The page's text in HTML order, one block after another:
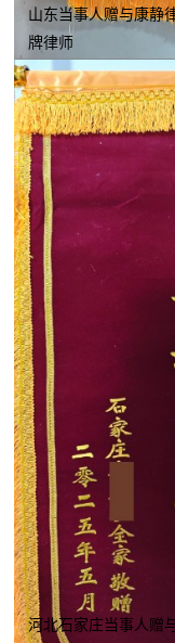
山东当事人赠与康静
牌律师
河北石家庄当事人赠